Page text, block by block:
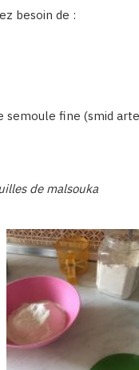
besoin de :
semoule fine (smid
de malsouka